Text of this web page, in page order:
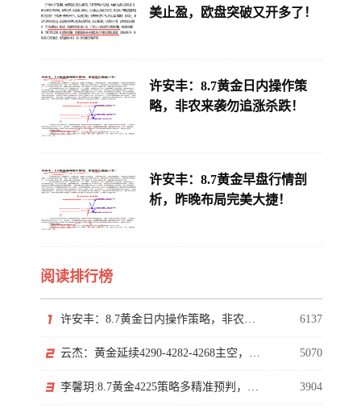
美止盈，欧盘突破又开多了！
许安丰：8.7黄金日内操作策
略，非农来袭勿追涨杀跌！
许安丰：8.7黄金早盘行情剖
析，昨晚布局完美大捷！
阅读排行榜
许安丰：8.7黄金日内操作策略，非农来袭勿追涨杀跌！ 6137
云杰：黄金延续4290-4282-4268主空，等非农下探回升 5070
李馨玥:8.7黄金4225策略多精准预判，日内低多等非农！ 3904